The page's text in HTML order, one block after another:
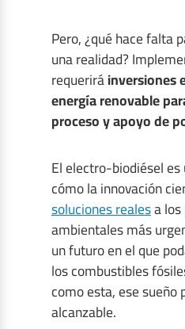
Pero, ¿qué hace falta
una realidad?
requeriráinversiones
energía renovable
proceso y apoyo de
El electro-biodiésel
cómo la innovación
soluciones realesa los
ambientales más
un futuro en el que
los combustibles
como esta, ese sueño
alcanzable.